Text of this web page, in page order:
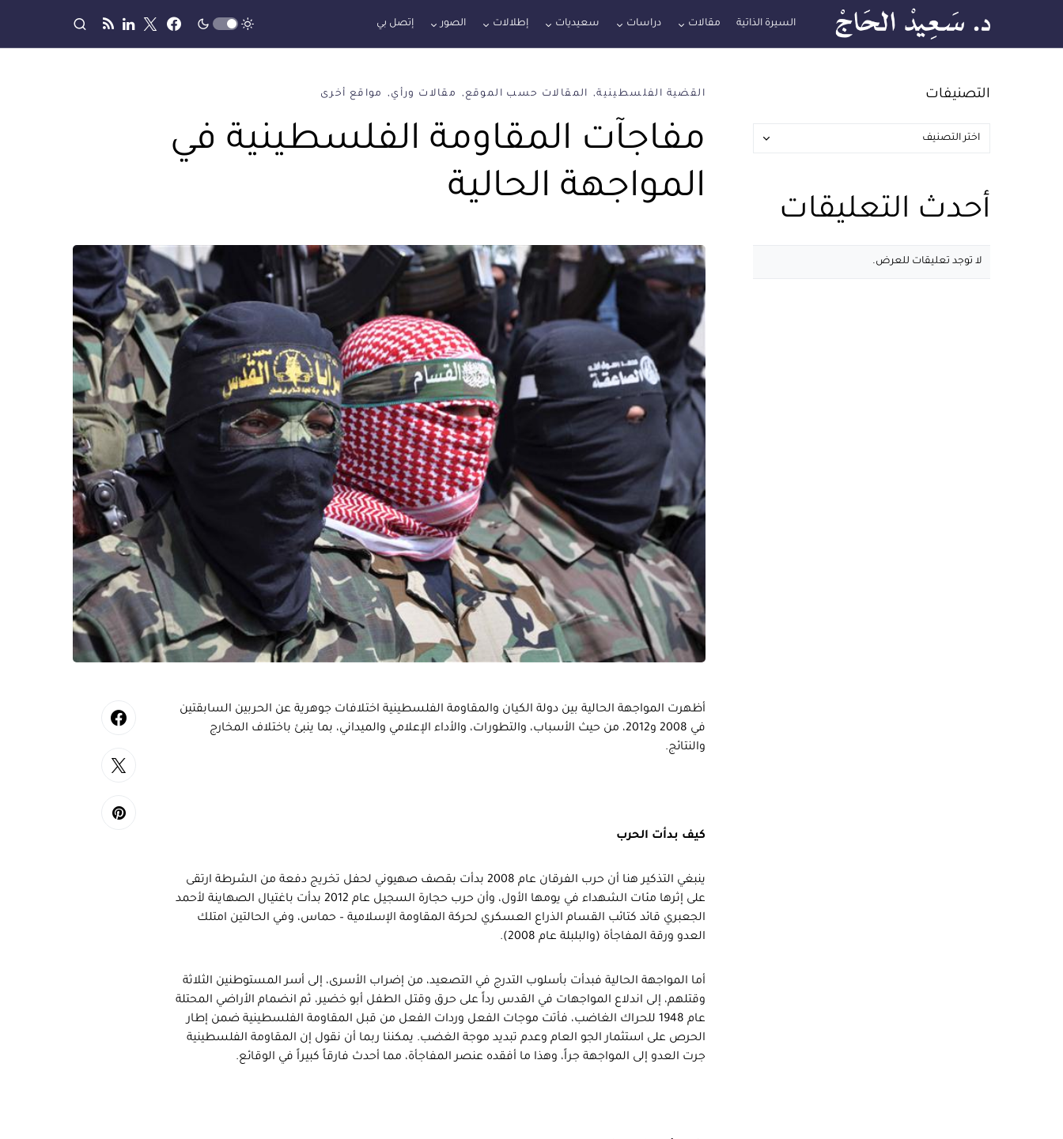
السيرة الذاتية مقالات دراسات سعيديات إطلالات الصور إتصل بي
القضية الفلسطينية المقالات حسب الموقع مقالات ورأي مواقع أخرى
مفاجآت المقاومة الفلسطينية في
المواجهة الحالية
أظهرت المواجهة الحالية بين دولة الكيان والمقاومة الفلسطينية اختلافات جوهرية عن الحربين السابقتين
في 2008 و2012، من حيث الأسباب، والتطورات، والأداء الإعلامي والميداني، بما ينبئ باختلاف المخارج
والنتائج.
كيف بدأت الحرب
ينبغي التذكير هنا أن حرب الفرقان عام 2008 بدأت بقصف صهيوني لحفل تخريج دفعة من الشرطة ارتقى
على إثرها مئات الشهداء في يومها الأول، وأن حرب حجارة السجيل عام 2012 بدأت باغتيال الصهاينة لأحمد
الجعبري قائد كتائب القسام الذراع العسكري لحركة المقاومة الإسلامية – حماس، وفي الحالتين امتلك
العدو ورقة المفاجأة (والبلبلة عام 2008).
أما المواجهة الحالية فبدأت بأسلوب التدرج في التصعيد، من إضراب الأسرى، إلى أسر المستوطنين الثلاثة
وقتلهم، إلى اندلاع المواجهات في القدس رداً على حرق وقتل الطفل أبو خضير، ثم انضمام الأراضي المحتلة
عام 1948 للحراك الغاضب، فأتت موجات الفعل وردات الفعل من قبل المقاومة الفلسطينية ضمن إطار
الحرص على استثمار الجو العام وعدم تبديد موجة الغضب. يمكننا ربما أن نقول إن المقاومة الفلسطينية
جرت العدو إلى المواجهة جراً، وهذا ما أفقده عنصر المفاجأة، مما أحدث فارقاً كبيراً في الوقائع.
التصنيفات
أحدث التعليقات
لا توجد تعليقات للعرض.